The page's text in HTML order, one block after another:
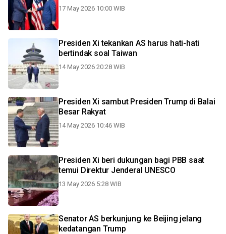
17 May 2026 10:00 WIB
Presiden Xi tekankan AS harus hati-hati
bertindak soal Taiwan
14 May 2026 20:28 WIB
Presiden Xi sambut Presiden Trump di Balai
Besar Rakyat
14 May 2026 10:46 WIB
Presiden Xi beri dukungan bagi PBB saat
temui Direktur Jenderal UNESCO
13 May 2026 5:28 WIB
Senator AS berkunjung ke Beijing jelang
kedatangan Trump